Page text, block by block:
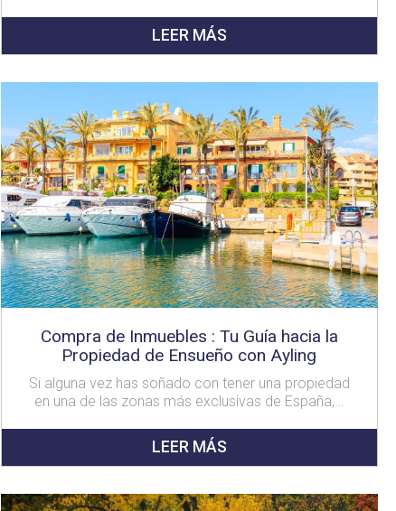
LEER MÁS
Compra de Inmuebles : Tu Guía hacia la
Propiedad de Ensueño con Ayling
Si alguna vez has soñado con tener una propiedad
en una de las zonas más exclusivas de España,…
LEER MÁS